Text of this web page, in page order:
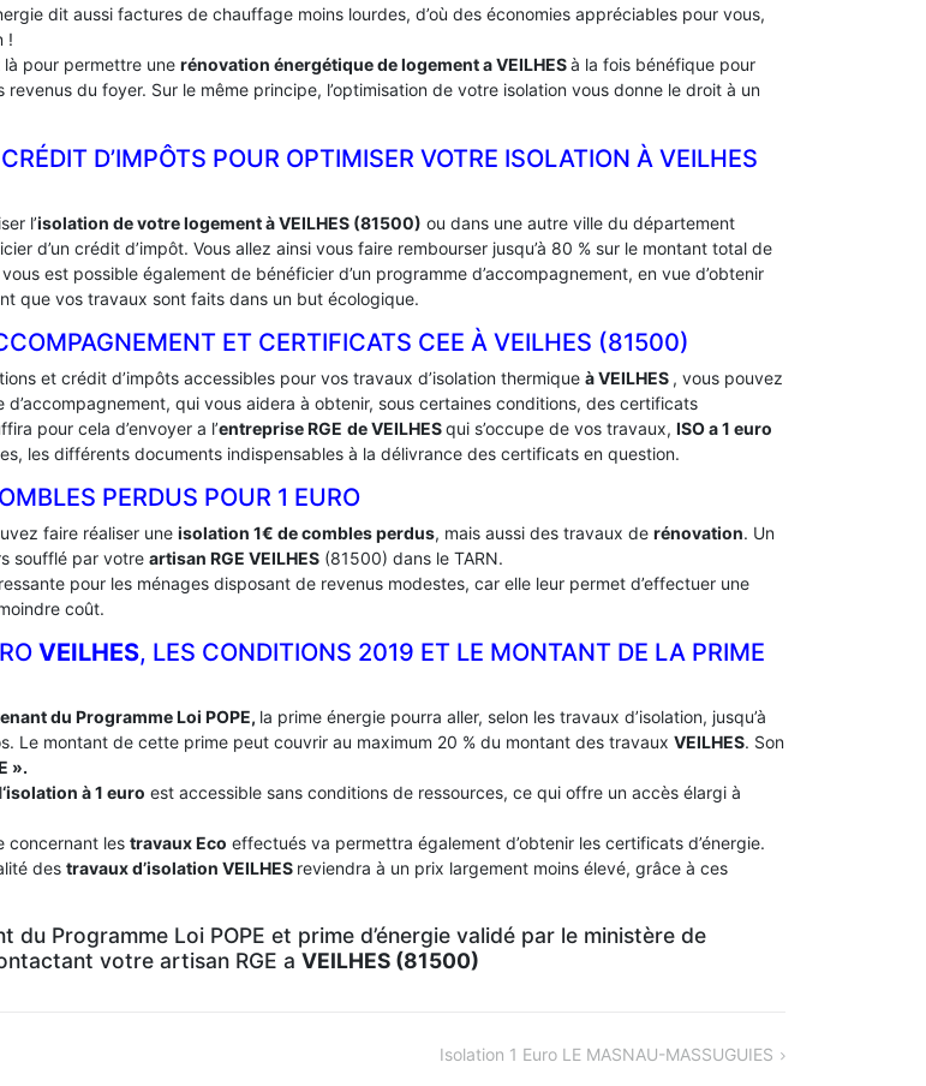
dit aussi factures de chauffage moins lourdes, d’où des économies appréciables pour vous,
!
pour permettre une rénovation énergétique de logement aVEILHESà la fois bénéfique pour
revenus du foyer. Sur le même principe, l’optimisation de votre isolation vous donne le droit à un
D’IMPÔTS POUR OPTIMISER VOTRE ISOLATION À ‎VEILHES
l’isolation de votre logement à VEILHES (81500) ou dans une autre ville du département
d’un crédit d’impôt. Vous allez ainsi vous faire rembourser jusqu’à 80 % sur le montant total de
vous est possible également de bénéficier d’un programme d’accompagnement, en vue d’obtenir
que vos travaux sont faits dans un but écologique.
ET CERTIFICATS CEE À ‎VEILHES (81500)
et crédit d’impôts accessibles pour vos travaux d’isolation thermique à VEILHES , vous pouvez
qui vous aidera à obtenir, sous certaines conditions, des certificats
pour cela d’envoyer a l’entreprise RGE de VEILHESqui s’occupe de vos travaux, ISO a 1 euro
les différents documents indispensables à la délivrance des certificats en question.
PERDUS POUR 1 EURO
faire réaliser une isolation 1€ de combles perdus, mais aussi des travaux de rénovation. Un
soufflé par votre artisan RGE VEILHES (81500) dans le TARN.
pour les ménages disposant de revenus modestes, car elle leur permet d’effectuer une
coût.
VEILHES, LES CONDITIONS 2019 ET LE MONTANT DE LA PRIME
du Programme Loi POPE, la prime énergie pourra aller, selon les travaux d’isolation, jusqu’à
Le montant de cette prime peut couvrir au maximum 20 % du montant des travaux VEILHES. Son
».
‘isolation à 1 euro est accessible sans conditions de ressources, ce qui offre un accès élargi à
concernant les travaux Eco effectués va permettra également d’obtenir les certificats d’énergie.
des travaux d’isolation VEILHES reviendra à un prix largement moins élevé, grâce à ces
du Programme Loi POPE et prime d’énergie validé par le ministère de
votre artisan RGE a VEILHES (81500)
Isolation 1 Euro LE MASNAU-MASSUGUIES